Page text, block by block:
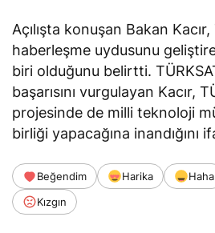
Açılışta konuşan Bakan
haberleşme uydusunu
biri olduğunu belirtti.
başarısını vurgulayan Kacır,
projesinde de milli teknoloji
birliği yapacağına inandığını
Beğendim Harika Haha
Kızgın